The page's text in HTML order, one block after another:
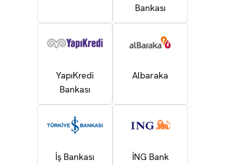
Bankası
YapıKredi
Bankası
Albaraka
İş Bankası İNG Bank